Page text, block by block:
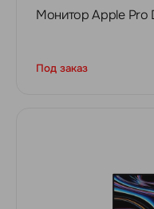
Монитор Apple Pro
Под заказ